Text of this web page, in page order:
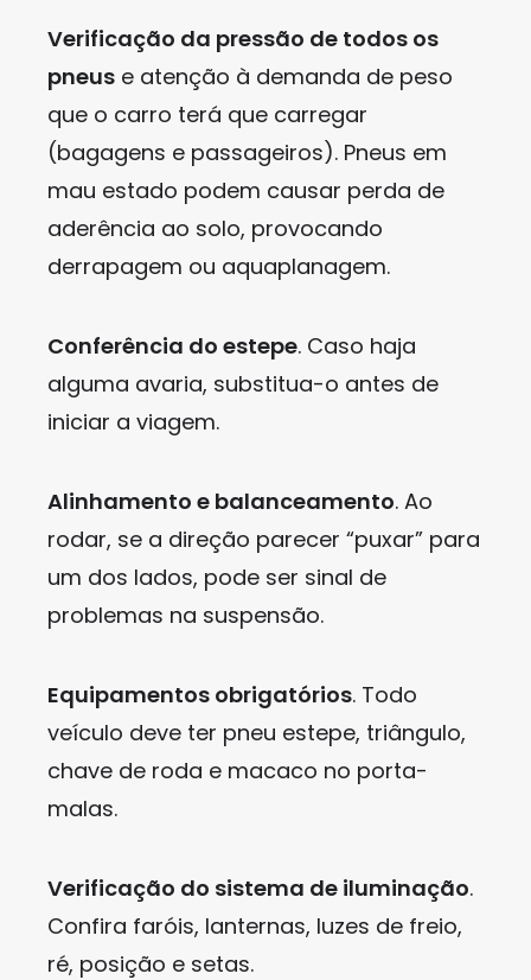
Verificação da pressão de todos os
pneus e atenção à demanda de peso
que o carro terá que carregar
(bagagens e passageiros). Pneus em
mau estado podem causar perda de
aderência ao solo, provocando
derrapagem ou aquaplanagem.
Conferência do estepe. Caso haja
alguma avaria, substitua-o antes de
iniciar a viagem.
Alinhamento e balanceamento. Ao
rodar, se a direção parecer “puxar” para
um dos lados, pode ser sinal de
problemas na suspensão.
Equipamentos obrigatórios. Todo
veículo deve ter pneu estepe, triângulo,
chave de roda e macaco no porta-
malas.
Verificação do sistema de iluminação.
Confira faróis, lanternas, luzes de freio,
ré, posição e setas.